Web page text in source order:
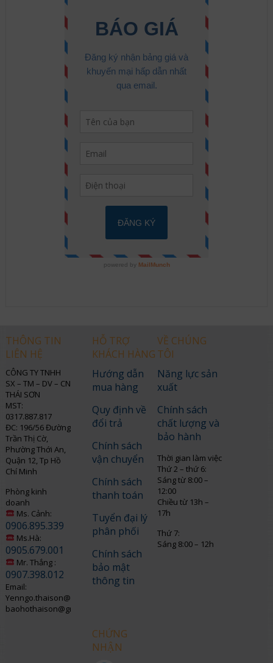
THÔNG TIN
LIÊN HỆ
CÔNG TY TNHH
SX – TM – DV – CN
THÁI SƠN
MST:
0317.887.817
ĐC: 196/56 Đường
Trần Thị Cờ,
Phường Thới An,
Quận 12, Tp Hồ
Chí Minh
Phòng kinh
doanh
Ms. Cảnh:
0906.895.339
Ms.Hà:
0905.679.001
Mr. Thắng :
0907.398.012
Email:
Yenngo.thaison@gmail.com
baohothaison@gmail.com
HỖ TRỢ
KHÁCH HÀNG
Hướng dẫn
mua hàng
Quy định về
đổi trả
Chính sách
vận chuyển
Chính sách
thanh toán
Tuyển đại lý
phân phối
Chính sách
bảo mật
thông tin
CHỨNG
NHẬN
VỀ CHÚNG
TÔI
Năng lực sản
xuất
Chính sách
chất lượng và
bảo hành
Thời gian làm việc
Thứ 2 – thứ 6:
Sáng từ 8:00 –
12:00
Chiều từ 13h –
17h
Thứ 7:
Sáng 8:00 – 12h